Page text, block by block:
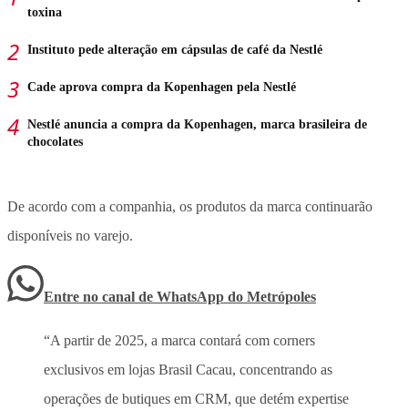
toxina
Instituto pede alteração em cápsulas de café da Nestlé
Cade aprova compra da Kopenhagen pela Nestlé
Nestlé anuncia a compra da Kopenhagen, marca brasileira de
chocolates
De acordo com a companhia, os produtos da marca continuarão
disponíveis no varejo.
Entre no canal de WhatsApp do Metrópoles
“A partir de 2025, a marca contará com corners
exclusivos em lojas Brasil Cacau, concentrando as
operações de butiques em CRM, que detém expertise